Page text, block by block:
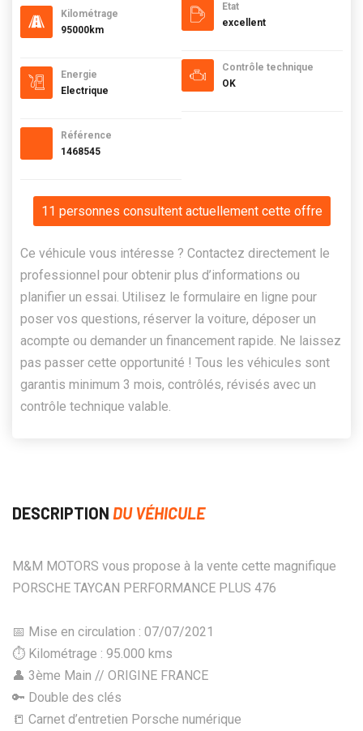
Kilométrage
95000km
Energie
Electrique
Référence
1468545
Etat
excellent
Contrôle technique
OK
11 personnes consultent actuellement cette offre
Ce véhicule vous intéresse ? Contactez directement le
professionnel pour obtenir plus d’informations ou
planifier un essai. Utilisez le formulaire en ligne pour
poser vos questions, réserver la voiture, déposer un
acompte ou demander un financement rapide. Ne laissez
pas passer cette opportunité ! Tous les véhicules sont
garantis minimum 3 mois, contrôlés, révisés avec un
contrôle technique valable.
DESCRIPTION DU VÉHICULE
M&M MOTORS vous propose à la vente cette magnifique
PORSCHE TAYCAN PERFORMANCE PLUS 476
📅 Mise en circulation : 07/07/2021
⏱️ Kilométrage : 95.000 kms
👤 3ème Main // ORIGINE FRANCE
🔑 Double des clés
📒 Carnet d’entretien Porsche numérique